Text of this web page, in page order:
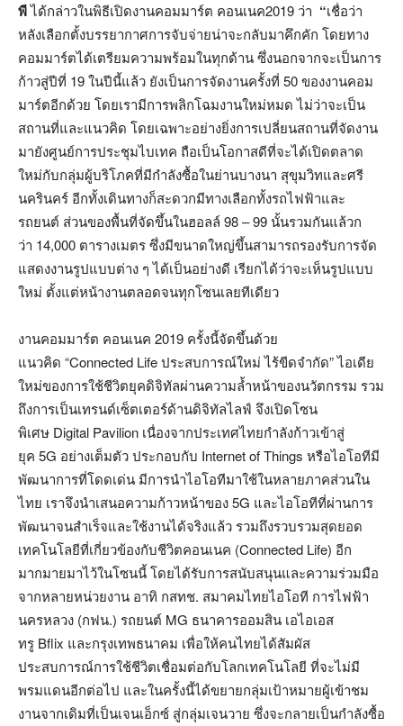
พีได้กล่าวในพิธีเปิดงานคอมมาร์ต คอนเนค2019 ว่า “เชื่อว่า
หลังเลือกตั้งบรรยากาศการจับจ่ายน่าจะกลับมาคึกคัก โดยทาง
คอมมาร์ตได้เตรียมความพร้อมในทุกด้านซึ่งนอกจากจะเป็นการ
ก้าวสู่ปีที่ 19 ในปีนี้แล้ว ยังเป็นการจัดงานครั้งที่ 50 ของงานคอม
มาร์ตอีกด้วย โดยเรามีการพลิกโฉมงานใหม่หมด ไม่ว่าจะเป็น
สถานที่และแนวคิด โดยเฉพาะอย่างยิ่งการเปลี่ยนสถานที่จัดงาน
มายังศูนย์การประชุมไบเทค ถือเป็นโอกาสดีที่จะได้เปิดตลาด
ใหม่กับกลุ่มผู้บริโภคที่มีกำลังซื้อในย่านบางนา สุขุมวิทและศรี
นครินคร์ อีกทั้งเดินทางก็สะดวกมีทางเลือกทั้งรถไฟฟ้าและ
รถยนต์ ส่วนของพื้นที่จัดขึ้นในฮอลล์ 98 – 99 นั้นรวมกันแล้วก
ว่า 14,000 ตารางเมตร ซึ่งมีขนาดใหญ่ขึ้นสามารถรองรับการจัด
แสดงงานรูปแบบต่าง ๆ ได้เป็นอย่างดี เรียกได้ว่าจะเห็นรูปแบบ
ใหม่ ตั้งแต่หน้างานตลอดจนทุกโซนเลยทีเดียว
งานคอมมาร์ต คอนเนค 2019 ครั้งนี้จัดขึ้นด้วย
แนวคิด “Connected Life ประสบการณ์ใหม่ ไร้ขีดจำกัด” ไอเดีย
ใหม่ของการใช้ชีวิตยุคดิจิทัลผ่านความล้ำหน้าของนวัตกรรม รวม
ถึงการเป็นเทรนด์เซ็ตเตอร์ด้านดิจิทัลไลฟ์ จึงเปิดโซน
พิเศษ Digital Pavilion เนื่องจากประเทศไทยกำลังก้าวเข้าสู่
ยุค 5G อย่างเต็มตัว ประกอบกับ Internet of Things หรือไอโอทีมี
พัฒนาการที่โดดเด่น มีการนำไอโอทีมาใช้ในหลายภาคส่วนใน
ไทย เราจึงนำเสนอความก้าวหน้าของ 5G และไอโอทีที่ผ่านการ
พัฒนาจนสำเร็จและใช้งานได้จริงแล้ว รวมถึงรวบรวมสุดยอด
เทคโนโลยีที่เกี่ยวข้องกับชีวิตคอนเนค (Connected Life) อีก
มากมายมาไว้ในโซนนี้ โดยได้รับการสนับสนุนและความร่วมมือ
จากหลายหน่วยงาน อาทิ กสทช. สมาคมไทยไอโอที การไฟฟ้า
นครหลวง (กฟน.) รถยนต์ MG ธนาคารออมสิน เอไอเอส
ทรู Bflix และกรุงเทพธนาคม เพื่อให้คนไทยได้สัมผัส
ประสบการณ์การใช้ชีวิตเชื่อมต่อกับโลกเทคโนโลยี ที่จะไม่มี
พรมแดนอีกต่อไป และในครั้งนี้ได้ขยายกลุ่มเป้าหมายผู้เข้าชม
งานจากเดิมที่เป็นเจนเอ็กซ์ สู่กลุ่มเจนวาย ซึ่งจะกลายเป็นกำลังซื้อ